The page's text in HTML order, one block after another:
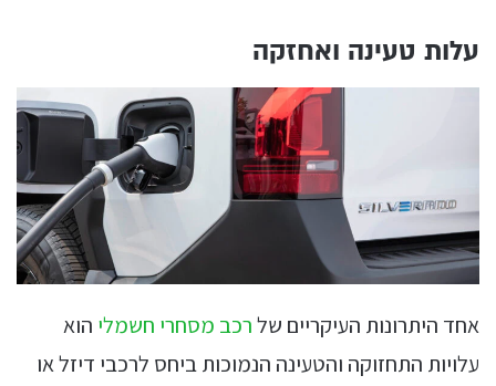
עלות טעינה ואחזקה
אחד היתרונות העיקריים שלרכב מסחרי חשמלי הוא
עלויות התחזוקה והטעינה הנמוכות ביחס לרכבי דיזל או